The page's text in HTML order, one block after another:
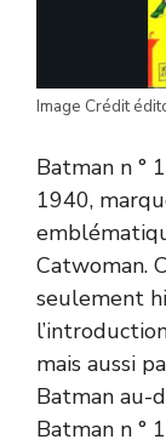
Image Crédit
Batman n °
1940,
Catwoman.
seulement
mais aussi
Batman au-
Batman n °